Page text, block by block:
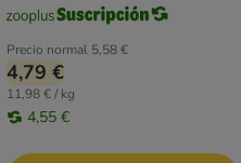
Precio normal 5,58 €
4,79 €
11,98 € / kg
4,55 €